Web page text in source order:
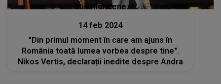
Stiri mondene
14 feb 2024
"Din primul moment în care am ajuns în
România toată lumea vorbea despre tine".
Nikos Vertis, declarații inedite despre Andra